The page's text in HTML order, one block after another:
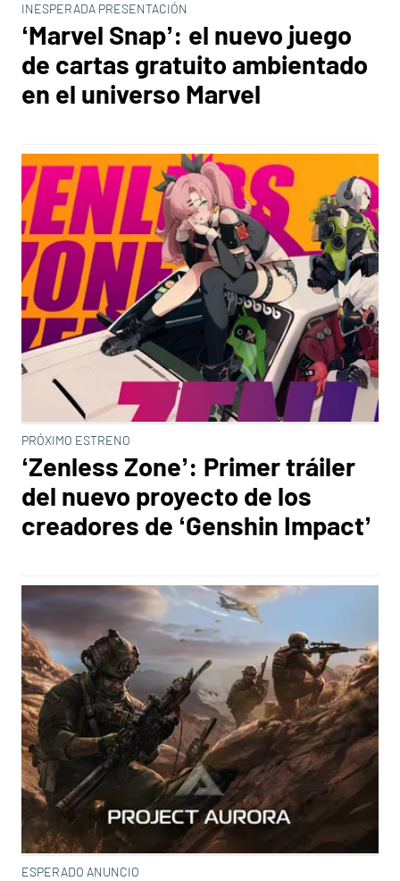
INESPERADA PRESENTACIÓN
‘Marvel Snap’: el nuevo juego
de cartas gratuito ambientado
en el universo Marvel
PRÓXIMO ESTRENO
‘Zenless Zone’: Primer tráiler
del nuevo proyecto de los
creadores de ‘Genshin Impact’
ESPERADO ANUNCIO